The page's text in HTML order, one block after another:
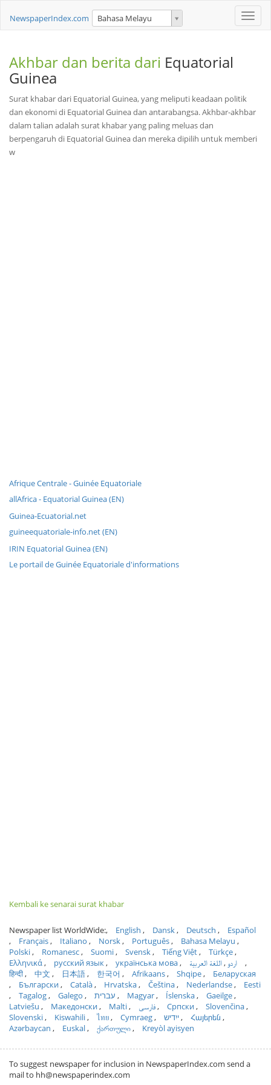
Toggle
NewspaperIndex.com Bahasa Melayu
Akhbar dan berita dari Equatorial
Guinea
Surat khabar dari Equatorial Guinea, yang meliputi keadaan politik
dan ekonomi di Equatorial Guinea dan antarabangsa. Akhbar-akhbar
dalam talian adalah surat khabar yang paling meluas dan
berpengaruh di Equatorial Guinea dan mereka dipilih untuk memberi
w
Afrique Centrale - Guinée Equatoriale
allAfrica - Equatorial Guinea (EN)
Guinea-Ecuatorial.net
guineequatoriale-info.net (EN)
IRIN Equatorial Guinea (EN)
Le portail de Guinée Equatoriale d'informations
Kembali ke senarai surat khabar
Newspaper list WorldWide: English Dansk Deutsch
Español
Français
Italiano Norsk Português
Bahasa Melayu
Polski
Romanesc Suomi Svensk Tiếng Việt
Türkçe
Ελληνικά
русский язык українська мова اردو اللغة العربية
हिन्दी
中文 日本語 한국어 Afrikaans Shqipe
Беларуская
Български
Català Hrvatska Čeština Nederlandse
Eesti
Tagalog
Galego עברית Magyar Íslenska
Gaeilge
Latviešu
Македонски Malti فارسی Српски
Slovenčina
Slovenski
Kiswahili ไทย Cymraeg ייִדיש
Հայերեն
Azərbaycan
Euskal ქართული Kreyòl ayisyen
To suggest newspaper for inclusion in NewspaperIndex.com send a
mail to hh@newspaperindex.com